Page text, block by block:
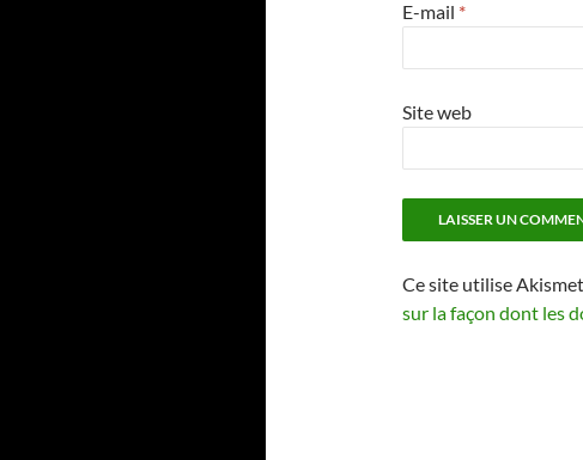
E-mail *
Site web
Ce site utilise
sur la façon dont les